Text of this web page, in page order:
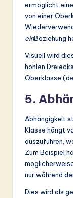
ermöglicht
von einer
einBeziehung
Visuell wird
hohlen
Oberklasse
5.
Abhängigkeit
Klasse hängt
auszuführen,
Zum Beispiel
nur während
Dies wird als